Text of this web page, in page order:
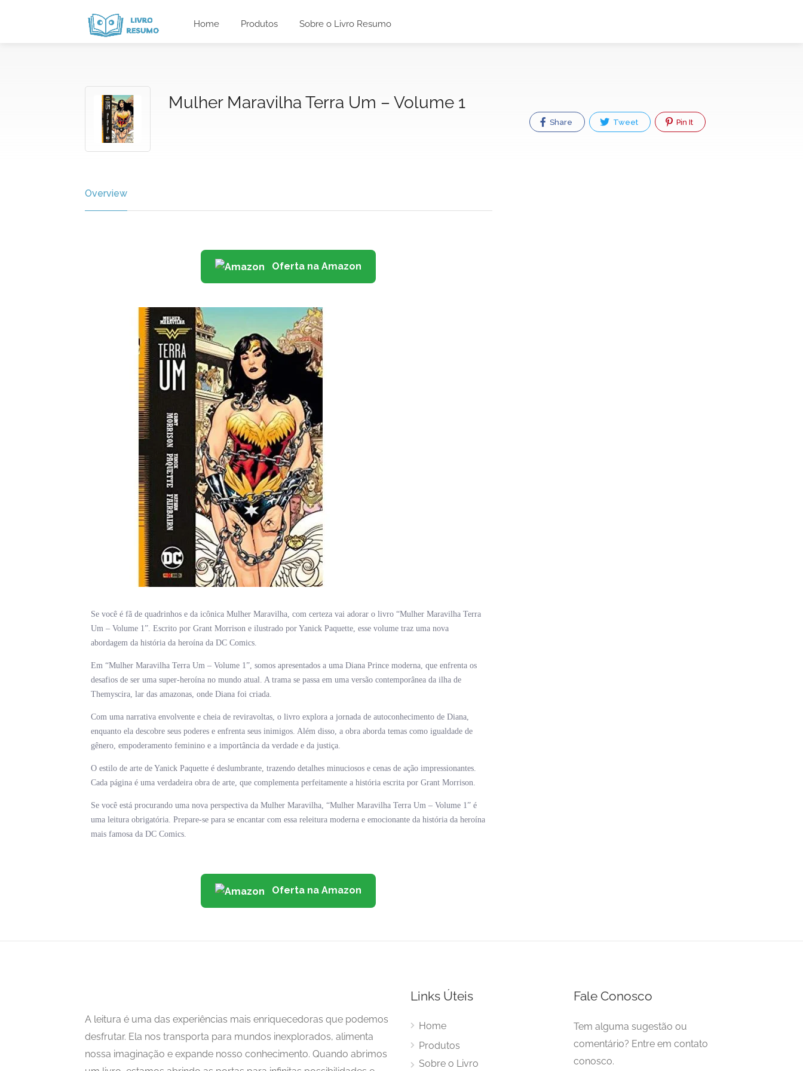
Home Produtos Sobre o Livro Resumo
Mulher Maravilha Terra Um – Volume 1
Overview
Oferta na Amazon
Se você é fã de quadrinhos e da icônica Mulher Maravilha, com certeza vai adorar o livro “Mulher Maravilha Terra
Um – Volume 1”. Escrito por Grant Morrison e ilustrado por Yanick Paquette, esse volume traz uma nova
abordagem da história da heroína da DC Comics.
Em “Mulher Maravilha Terra Um – Volume 1”, somos apresentados a uma Diana Prince moderna, que enfrenta os
desafios de ser uma super-heroína no mundo atual. A trama se passa em uma versão contemporânea da ilha de
Themyscira, lar das amazonas, onde Diana foi criada.
Com uma narrativa envolvente e cheia de reviravoltas, o livro explora a jornada de autoconhecimento de Diana,
enquanto ela descobre seus poderes e enfrenta seus inimigos. Além disso, a obra aborda temas como igualdade de
gênero, empoderamento feminino e a importância da verdade e da justiça.
O estilo de arte de Yanick Paquette é deslumbrante, trazendo detalhes minuciosos e cenas de ação impressionantes.
Cada página é uma verdadeira obra de arte, que complementa perfeitamente a história escrita por Grant Morrison.
Se você está procurando uma nova perspectiva da Mulher Maravilha, “Mulher Maravilha Terra Um – Volume 1” é
uma leitura obrigatória. Prepare-se para se encantar com essa releitura moderna e emocionante da história da heroína
mais famosa da DC Comics.
Oferta na Amazon
Share Tweet Pin It
A leitura é uma das experiências mais enriquecedoras que podemos
desfrutar. Ela nos transporta para mundos inexplorados, alimenta
nossa imaginação e expande nosso conhecimento. Quando abrimos
Links Úteis
Home
Produtos
Sobre o Livro
Fale Conosco
Tem alguma sugestão ou
comentário? Entre em contato
conosco.